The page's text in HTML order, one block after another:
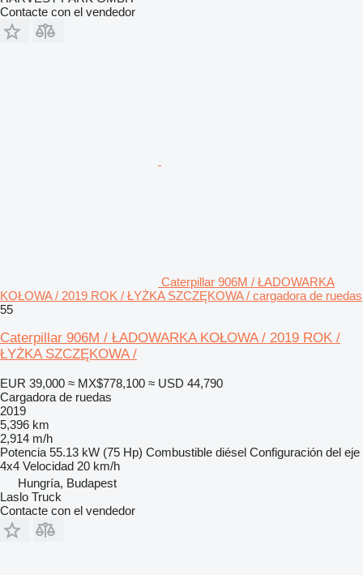
Contacte con el vendedor
Caterpillar 906M / ŁADOWARKA
KOŁOWA / 2019 ROK / ŁYŻKA SZCZĘKOWA / cargadora de ruedas
55
Caterpillar 906M / ŁADOWARKA KOŁOWA / 2019 ROK /
ŁYŻKA SZCZĘKOWA /
EUR 39,000 ≈ MX$778,100 ≈ USD 44,790
Cargadora de ruedas
2019
5,396 km
2,914 m/h
Potencia 55.13 kW (75 Hp) Combustible diésel Configuración del eje
4x4 Velocidad 20 km/h
Hungría, Budapest
Laslo Truck
Contacte con el vendedor